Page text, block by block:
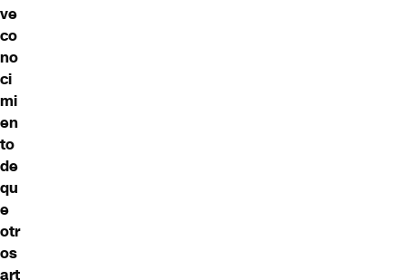
ve
co
no
ci
mi
en
to
de
qu
e
otr
os
art